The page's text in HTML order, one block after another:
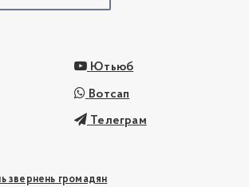
Ютьюб
Вотсап
Телеграм
звернень громадян